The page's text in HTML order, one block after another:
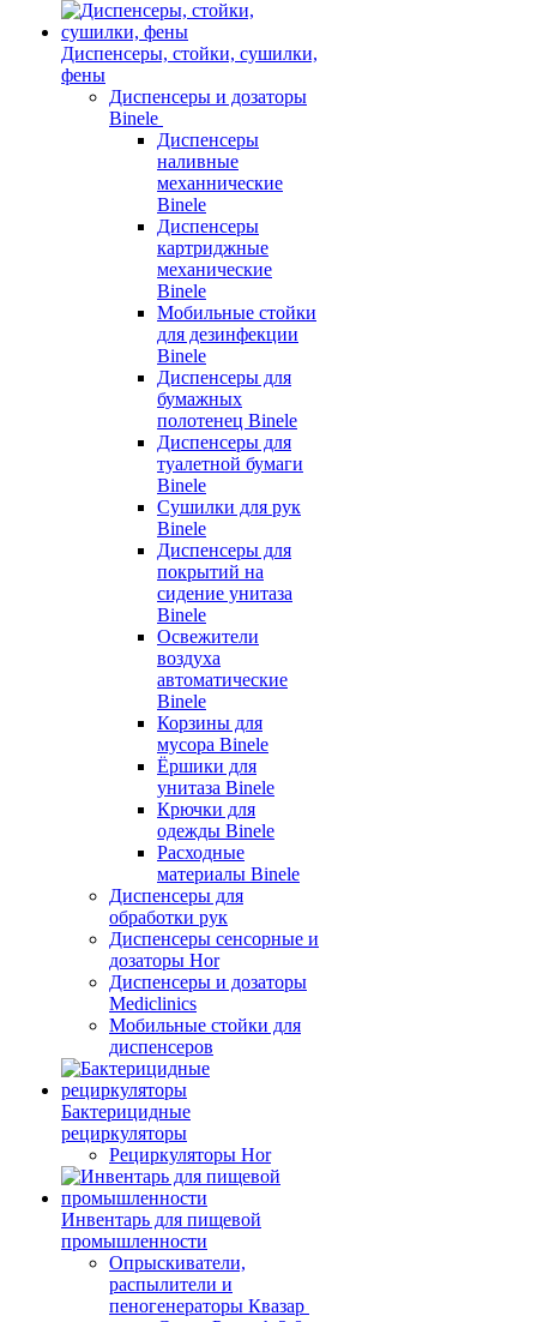
Диспенсеры, стойки, сушилки,
фены
Диспенсеры и дозаторы
Binele
Диспенсеры
наливные
механнические
Binele
Диспенсеры
картриджные
механические
Binele
Мобильные стойки
для дезинфекции
Binele
Диспенсеры для
бумажных
полотенец Binele
Диспенсеры для
туалетной бумаги
Binele
Сушилки для рук
Binele
Диспенсеры для
покрытий на
сидение унитаза
Binele
Освежители
воздуха
автоматические
Binele
Корзины для
мусора Binele
Ёршики для
унитаза Binele
Крючки для
одежды Binele
Расходные
материалы Binele
Диспенсеры для
обработки рук
Диспенсеры сенсорные и
дозаторы Hor
Диспенсеры и дозаторы
Mediclinics
Мобильные стойки для
диспенсеров
Бактерицидные
рециркуляторы
Рециркуляторы Hor
Инвентарь для пищевой
промышленности
Опрыскиватели,
распылители и
пеногенераторы Квазар